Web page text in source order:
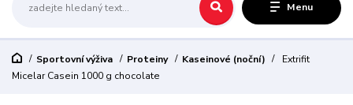
Menu
Sportovní výživa Proteiny Kaseinové (noční)
Extrifit
Micelar Casein 1000 g chocolate